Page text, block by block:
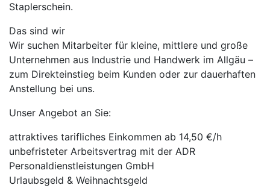
Staplerschein.
Das sind wir
Wir suchen Mitarbeiter für kleine, mittlere und große
Unternehmen aus Industrie und Handwerk im Allgäu –
zum Direkteinstieg beim Kunden oder zur dauerhaften
Anstellung bei uns.
Unser Angebot an Sie:
attraktives tarifliches Einkommen ab 14,50 €/h
unbefristeter Arbeitsvertrag mit der ADR
Personaldienstleistungen GmbH
Urlaubsgeld & Weihnachtsgeld